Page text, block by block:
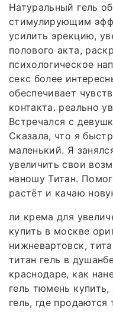
Натуральный гель
стимулирующим
усилить эрекцию,
полового акта,
психологическое
секс более
обеспечивает
контакта. реально
Встречался с
Сказала, что я
маленький. Я
увеличить свои
наношу Титан.
растёт и качаю
ли крема для
купить в москве
нижневартовск,
титан гель в
краснодаре, как
гель тюмень купить,
гель, где продаются